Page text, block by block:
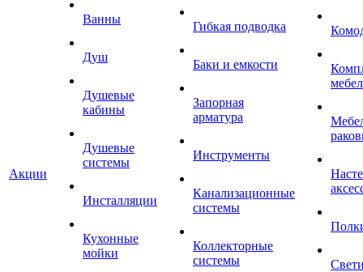
Акции
Ванны
Душ
Душевые
кабины
Душевые
системы
Инсталляции
Кухонные
мойки
Гибкая подводка
Баки и емкости
Запорная
арматура
Инструменты
Канализационные
системы
Коллекторные
системы